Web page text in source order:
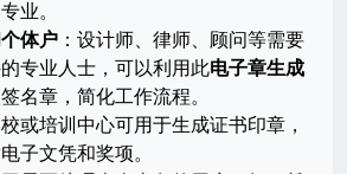
业。
体户 ：设计师、律师、顾问等需要
专业人士，可以利用此电子章生成
名章，简化工作流程。
校或培训中心可用于生成证书印章，
子文凭和奖项。